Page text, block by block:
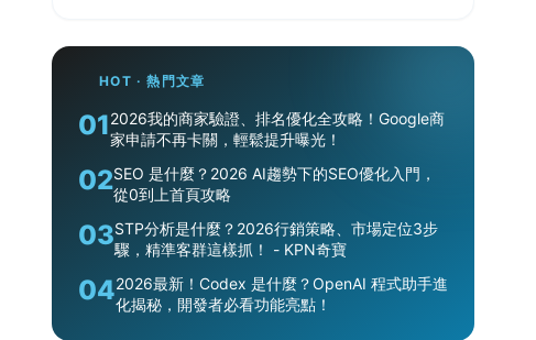
HOT · 熱門文章
012026我的商家驗證、排名優化全攻略！Google商
家申請不再卡關，輕鬆提升曝光！
02SEO 是什麼？2026 AI趨勢下的SEO優化入門，
從0到上首頁攻略
03STP分析是什麼？2026行銷策略、市場定位3步
驟，精準客群這樣抓！ - KPN奇寶
042026最新！Codex 是什麼？OpenAI 程式助手進
化揭秘，開發者必看功能亮點！